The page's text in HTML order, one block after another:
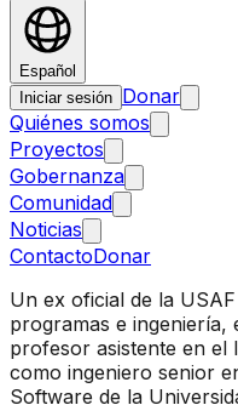
Español
Iniciar sesión Donar
Quiénes somos
Proyectos
Gobernanza
Comunidad
Noticias
ContactoDonar
Un ex oficial de la
programas e
profesor asistente en el
como ingeniero senior
Software de la